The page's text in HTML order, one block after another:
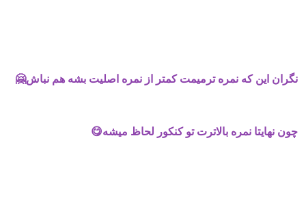
نگران این که نمره ترمیمت کمتر از نمره اصلیت بشه هم نباش🤗
چون نهایتا نمره بالاترت تو کنکور لحاظ میشه😋